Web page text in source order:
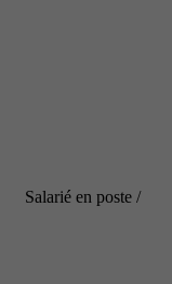
Salarié en poste /